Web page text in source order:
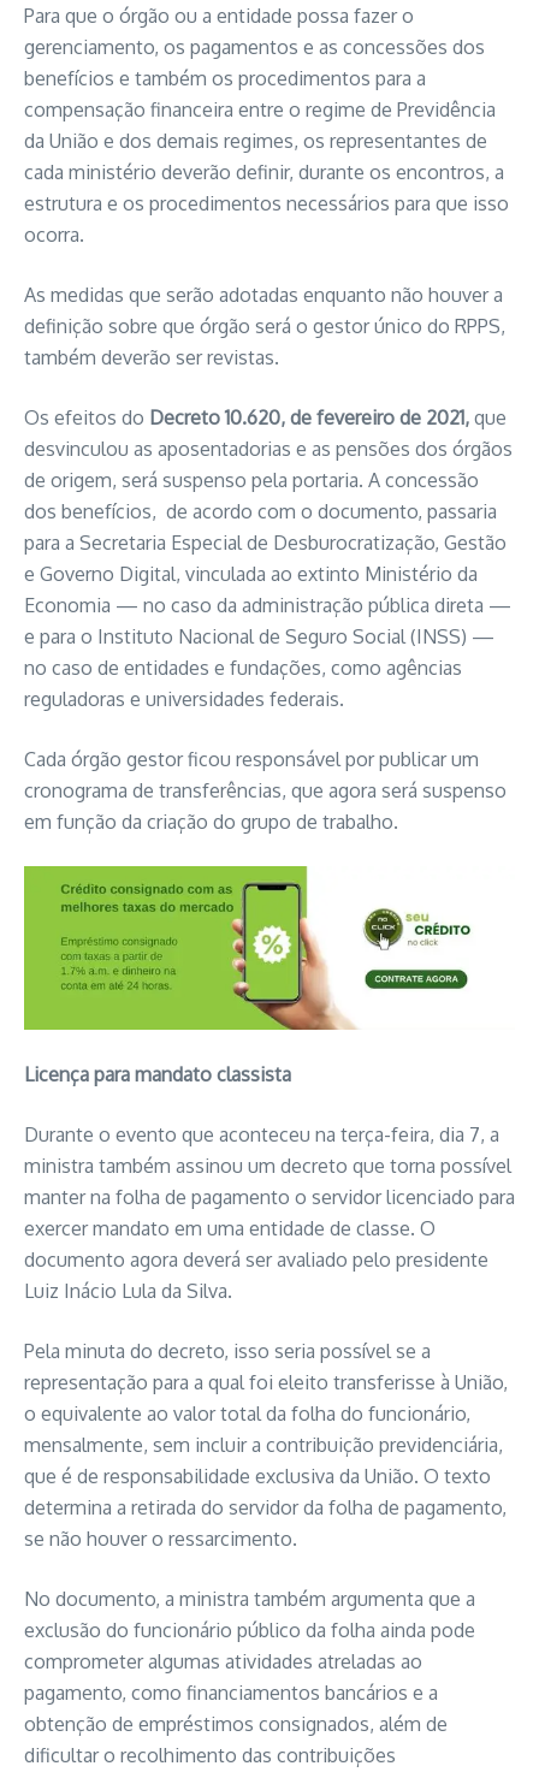
Para que o órgão ou a entidade possa fazer o
gerenciamento, os pagamentos e as concessões dos
benefícios e também os procedimentos para a
compensação financeira entre o regime de Previdência
da União e dos demais regimes, os representantes de
cada ministério deverão definir, durante os encontros, a
estrutura e os procedimentos necessários para que isso
ocorra.
As medidas que serão adotadas enquanto não houver a
definição sobre que órgão será o gestor único do RPPS,
também deverão ser revistas.
Os efeitos do Decreto 10.620, de fevereiro de 2021, que
desvinculou as aposentadorias e as pensões dos órgãos
de origem, será suspenso pela portaria. A concessão
dos benefícios, de acordo com o documento, passaria
para a Secretaria Especial de Desburocratização, Gestão
e Governo Digital, vinculada ao extinto Ministério da
Economia — no caso da administração pública direta —
e para o Instituto Nacional de Seguro Social (INSS) —
no caso de entidades e fundações, como agências
reguladoras e universidades federais.
Cada órgão gestor ficou responsável por publicar um
cronograma de transferências, que agora será suspenso
em função da criação do grupo de trabalho.
Licença para mandato classista
Durante o evento que aconteceu na terça-feira, dia 7, a
ministra também assinou um decreto que torna possível
manter na folha de pagamento o servidor licenciado para
exercer mandato em uma entidade de classe. O
documento agora deverá ser avaliado pelo presidente
Luiz Inácio Lula da Silva.
Pela minuta do decreto, isso seria possível se a
representação para a qual foi eleito transferisse à União,
o equivalente ao valor total da folha do funcionário,
mensalmente, sem incluir a contribuição previdenciária,
que é de responsabilidade exclusiva da União. O texto
determina a retirada do servidor da folha de pagamento,
se não houver o ressarcimento.
No documento, a ministra também argumenta que a
exclusão do funcionário público da folha ainda pode
comprometer algumas atividades atreladas ao
pagamento, como financiamentos bancários e a
obtenção de empréstimos consignados, além de
dificultar o recolhimento das contribuições